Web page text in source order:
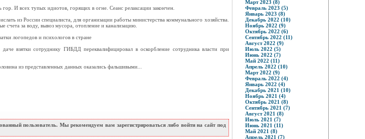
И всех тупых идиотов, горящих в огне. Сеанс релаксации закончен.
из России специалиста, для организации работы министерства коммунального хозяйства.
за воду, вывоз мусора, отопление и канализацию.
логопедов и психологов в стране
взятки сотруднику ГИБДД переквалифицировал в оскорбление сотрудника власти при
из представленных данных оказались фальшивыми...
пользователь. Мы рекомендуем вам зарегистрироваться либо войти на сайт под
Март 2023 (8)
Февраль 2023 (5)
Январь 2023 (8)
Декабрь 2022 (10)
Ноябрь 2022 (9)
Октябрь 2022 (6)
Сентябрь 2022 (11)
Август 2022 (9)
Июль 2022 (5)
Июнь 2022 (7)
Май 2022 (11)
Апрель 2022 (10)
Март 2022 (9)
Февраль 2022 (4)
Январь 2022 (4)
Декабрь 2021 (10)
Ноябрь 2021 (4)
Октябрь 2021 (8)
Сентябрь 2021 (7)
Август 2021 (8)
Июль 2021 (7)
Июнь 2021 (11)
Май 2021 (8)
Апрель 2021 (7)